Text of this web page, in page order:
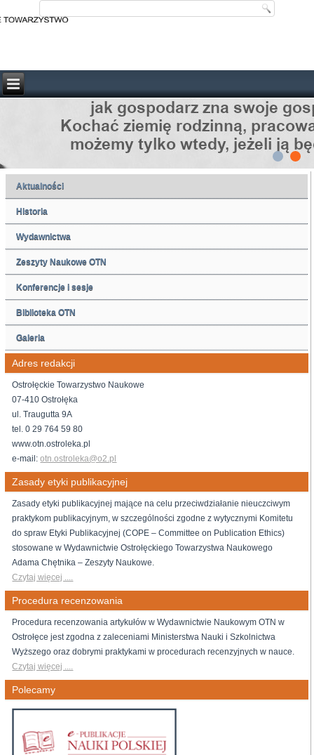
Aktualności
Historia
Wydawnictwa
Zeszyty Naukowe OTN
Konferencje i sesje
Biblioteka OTN
Galeria
Adres redakcji
Ostrołęckie Towarzystwo Naukowe
07-410 Ostrołęka
ul. Traugutta 9A
tel. 0 29 764 59 80
www.otn.ostroleka.pl
e-mail:otn.ostroleka@o2.pl
Zasady etyki publikacyjnej
Zasady etyki publikacyjnej mające na celu przeciwdziałanie nieuczciwym
praktykom publikacyjnym, w szczególności zgodne z wytycznymi Komitetu
do spraw Etyki Publikacyjnej (COPE – Committee on Publication Ethics)
stosowane w Wydawnictwie Ostrołęckiego Towarzystwa Naukowego
Adama Chętnika – Zeszyty Naukowe.
Czytaj więcej ....
Procedura recenzowania
Procedura recenzowania artykułów w Wydawnictwie Naukowym OTN w
Ostrołęce jest zgodna z zaleceniami Ministerstwa Nauki i Szkolnictwa
Wyższego oraz dobrymi praktykami w procedurach recenzyjnych w nauce.
Czytaj więcej ....
Polecamy